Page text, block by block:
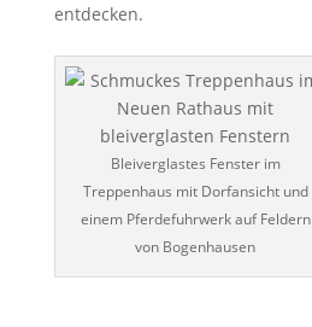
entdecken.
Bleiverglastes Fenster im
Treppenhaus mit Dorfansicht und
einem Pferdefuhrwerk auf Feldern
von Bogenhausen